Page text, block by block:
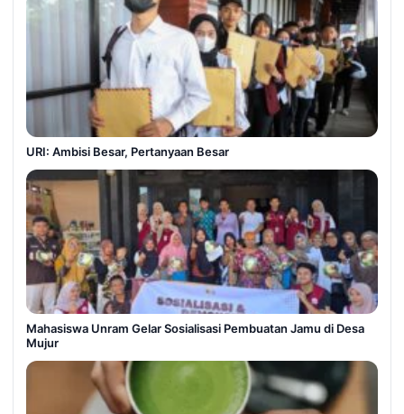
URI: Ambisi Besar, Pertanyaan Besar
Mahasiswa Unram Gelar Sosialisasi Pembuatan Jamu di Desa
Mujur